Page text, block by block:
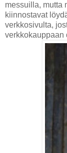
messuilla, mutta
kiinnostavat
verkkosivulta,
verkkokauppaan